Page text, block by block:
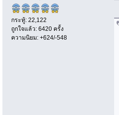
กระทู้: 22,122
ถูกใจแล้ว: 6420 ครั้ง
ความนิยม: +624/-548